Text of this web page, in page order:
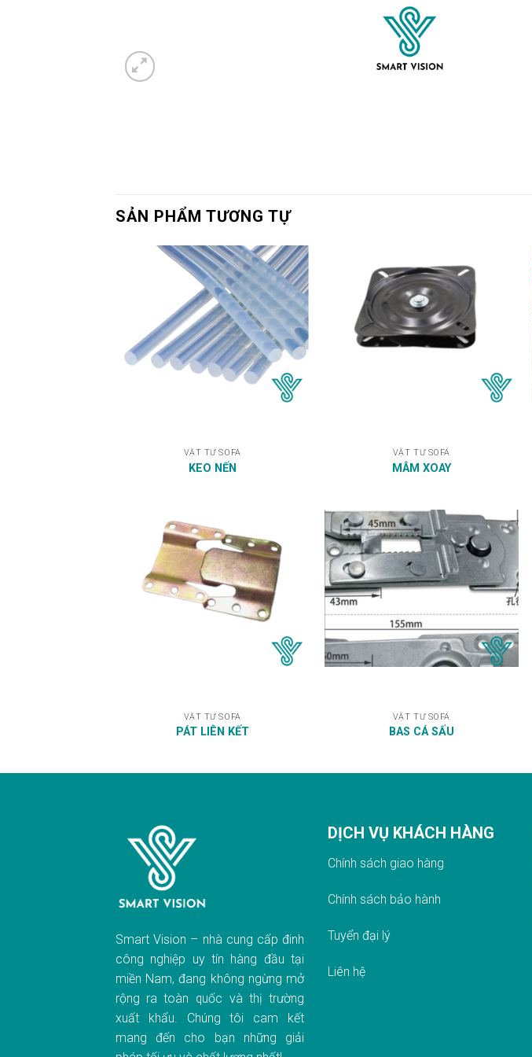
SẢN PHẨM TƯƠNG TỰ
VẬT TƯ SOFA
KEO NẾN
VẬT TƯ SOFA
MÂM XOAY
VẬT TƯ SOFA
PÁT LIÊN KẾT
VẬT TƯ SOFA
BAS CÁ SẤU
Smart Vision – nhà cung cấp đinh
công nghiệp uy tín hàng đầu tại
miền Nam, đang không ngừng mở
rộng ra toàn quốc và thị trường
xuất khẩu. Chúng tôi cam kết
mang đến cho bạn những giải
DỊCH VỤ KHÁCH HÀNG
Chính sách giao hàng
Chính sách bảo hành
Tuyển đại lý
Liên hệ